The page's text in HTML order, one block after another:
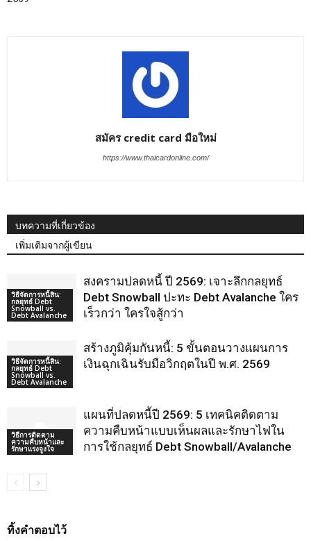
สมัคร credit card มือใหม่
https://www.thaicardonline.com/
บทความที่เกี่ยวข้อง
เพิ่มเติมจากผู้เขียน
วิธีจัดการหนี้สิน:
กลยุทธ์ Debt
Snowball vs.
Debt Avalanche
สงครามปลดหนี้ ปี 2569: เจาะลึกกลยุทธ์
Debt Snowball ปะทะ Debt Avalanche ใคร
เร็วกว่า ใครใจสู้กว่า
วิธีจัดการหนี้สิน:
กลยุทธ์ Debt
Snowball vs.
Debt Avalanche
สร้างภูมิคุ้มกันหนี้: 5 ขั้นตอนวางแผนการ
เงินฉุกเฉินรับมือวิกฤตในปี พ.ศ. 2569
วิธีการติดตาม
ความคืบหน้าและ
รักษาแรงจูงใจ
แผนที่ปลดหนี้ปี 2569: 5 เทคนิคติดตาม
ความคืบหน้าแบบเห็นผลและรักษาไฟใน
การใช้กลยุทธ์ Debt Snowball/Avalanche
ทิ้งคำตอบไว้